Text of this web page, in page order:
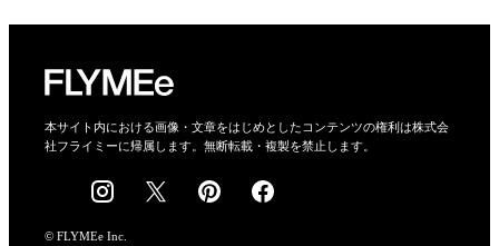
会社概要
採用情報
本サイト内における画像・文章をはじめとしたコンテンツの権利は株式会
社フライミーに帰属します。無断転載・複製を禁止します。
© FLYMEe Inc.